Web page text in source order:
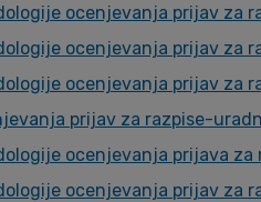
ocenjevanja prijav za
ocenjevanja prijav za
ocenjevanja prijav za
prijav za razpise-
ocenjevanja prijava za
ocenjevanja prijav za